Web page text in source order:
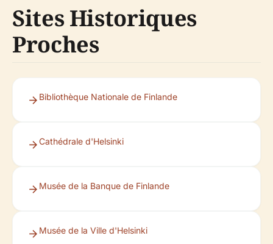
Sites Historiques
Proches
Bibliothèque Nationale de Finlande
Cathédrale d'Helsinki
Musée de la Banque de Finlande
Musée de la Ville d'Helsinki